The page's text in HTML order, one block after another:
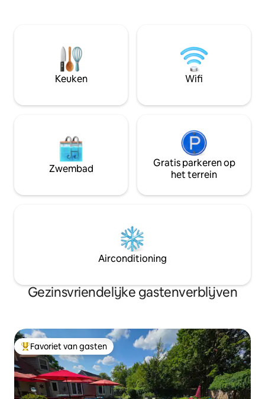
een plafondventilator en draagbare
ventilatoren. De Loft is een gezellige,
privéplek om tot rust te komen op een
rustige locatie aan de berg. Super
te doen! Of helemaal niets doen!
8%
brengt Yates
toegevoegd aan
reserveert. Sorry.
Keuken Wifi
Zwembad
Gratis parkeren op
het terrein
Airconditioning
Gezinsvriendelijke gastenverblijven
Topfavoriet van gasten
Favoriet van gasten